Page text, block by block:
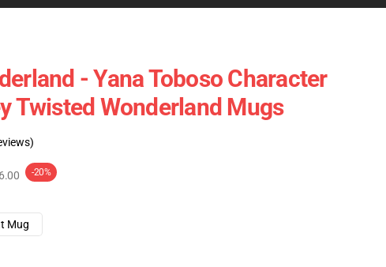
- Yana Toboso Character
Twisted Wonderland Mugs
-20%
Mug